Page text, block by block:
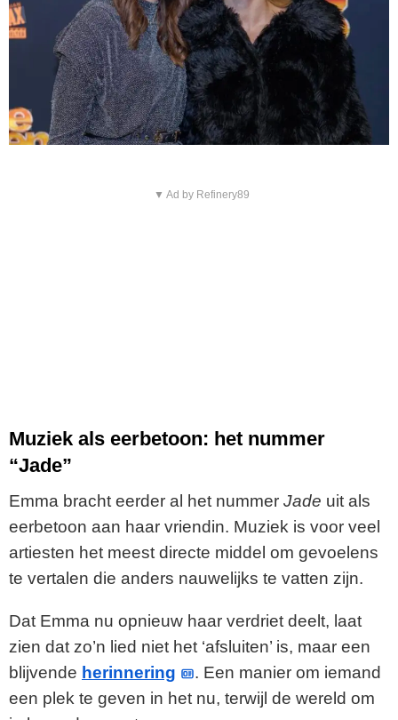
▼ Ad by Refinery89
Muziek als eerbetoon: het nummer
“Jade”
Emma bracht eerder al het nummer Jade uit als
eerbetoon aan haar vriendin. Muziek is voor veel
artiesten het meest directe middel om gevoelens
te vertalen die anders nauwelijks te vatten zijn.
Dat Emma nu opnieuw haar verdriet deelt, laat
zien dat zo’n lied niet het ‘afsluiten’ is, maar een
blijvende herinnering
. Een manier om iemand
een plek te geven in het nu, terwijl de wereld om